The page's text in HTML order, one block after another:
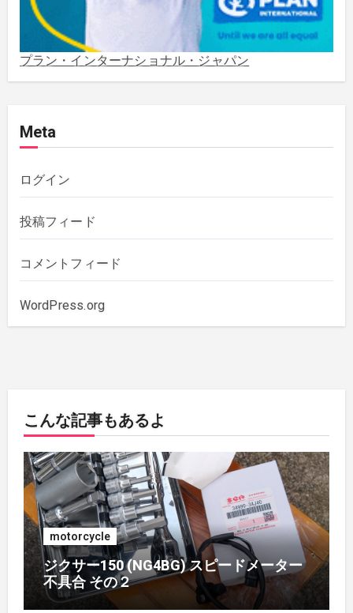
2021年5月 (3)
2021年3月 (1)
2020年11月
2020年10月
2019年12月
2019年11月
2019年10月
2018年5月
2018年4月 (1)
2017年7月 (2)
2017年4月 (1)
2017年3月
プラン・インターナショナル・ジャパン
Meta
ログイン
投稿フィード
コメントフィード
WordPress.org
こんな記事もあるよ
motorcycle
ジクサー150 (NG4BG) スピードメーター
不具合 その２